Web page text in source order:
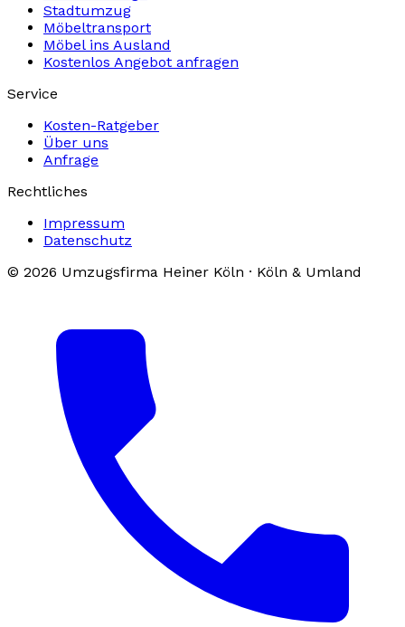
Stadtumzug
Möbeltransport
Möbel ins Ausland
Kostenlos Angebot anfragen
Service
Kosten-Ratgeber
Über uns
Anfrage
Rechtliches
Impressum
Datenschutz
© 2026 Umzugsfirma Heiner Köln · Köln & Umland